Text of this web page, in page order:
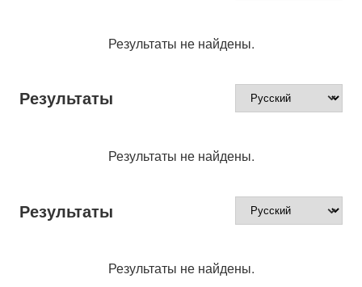
Результаты не найдены.
Результаты
Результаты не найдены.
Результаты
Результаты не найдены.